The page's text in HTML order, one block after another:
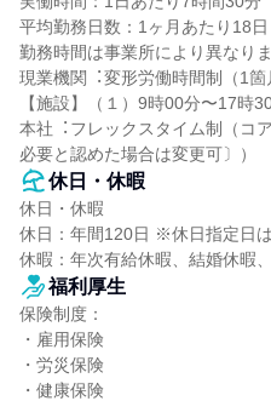
平均勤務日数：1ヶ月あたり18
勤務時間は事業所により異なりま
現業機関︓変形労働時間制（1箇
【施設】（１）9時00分〜17時
本社︓フレックスタイム制（コ
必要と認めた場合は変更可〕）
休日・休暇
休日・休暇
休日：年間120日 ※休日指定日
休暇：年次有給休暇、結婚休暇
福利厚生
保険制度：
・雇用保険
・労災保険
・健康保険